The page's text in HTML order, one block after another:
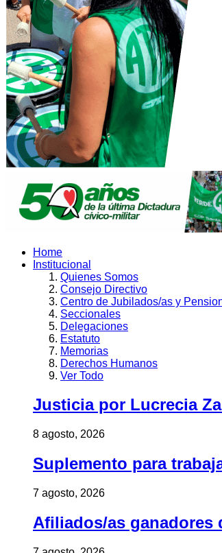
Home
Institucional
Quienes Somos
Consejo Directivo
Centro de Jubilados/as y
Seccionales
Delegaciones
Estatuto
Memorias
Derechos Humanos
Ver Todo
Justicia por Lucrecia
8 agosto, 2026
Suplemento para
7 agosto, 2026
Afiliados/as ganadores